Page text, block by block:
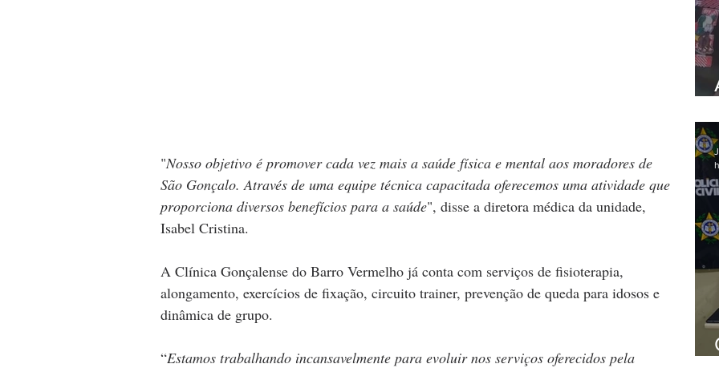
"Nosso objetivo é promover cada vez mais a saúde física e mental aos moradores de
São Gonçalo. Através de uma equipe técnica capacitada oferecemos uma atividade que
proporciona diversos benefícios para a saúde", disse a diretora médica da unidade,
Isabel Cristina.
A Clínica Gonçalense do Barro Vermelho já conta com serviços de fisioterapia,
alongamento, exercícios de fixação, circuito trainer, prevenção de queda para idosos e
dinâmica de grupo.
“Estamos trabalhando incansavelmente para evoluir nos serviços oferecidos pela